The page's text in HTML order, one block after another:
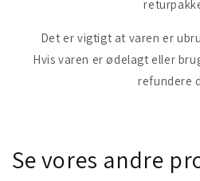
Det er vigtigt at varen er
Hvis varen er ødelagt eller
refundere
Se vores andre